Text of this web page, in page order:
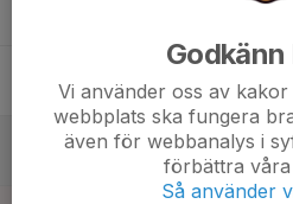
08:00
Svenska TKD-ligan 3
Stockholm
Vi använder oss av
webbplats ska fungera
även för webbanalys i
förbättra våra
Så använder